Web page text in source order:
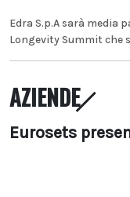
Edra S.p.A sarà media
Longevity Summit che
AZIENDE
Eurosets